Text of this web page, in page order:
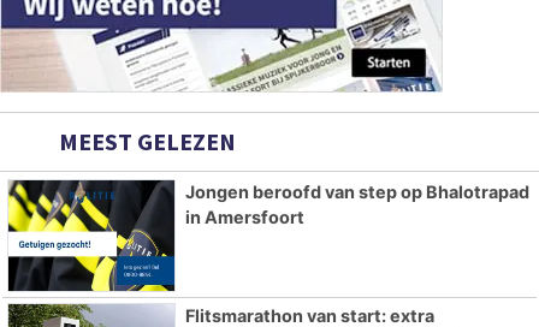
MEEST GELEZEN
Jongen beroofd van step op Bhalotrapad
in Amersfoort
Flitsmarathon van start: extra